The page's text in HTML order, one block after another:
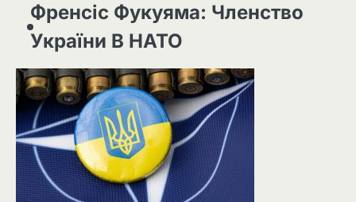
Френсіс Фукуяма: Членство
України В НАТО